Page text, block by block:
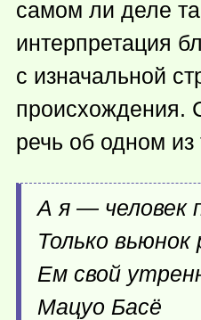
самом ли деле
интерпретация
с изначальной
происхождения.
речь об одном из
А я — человек
Только
Ем свой
Мацуо Басё